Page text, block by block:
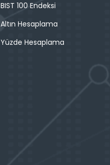
BIST 100 Endeksi
Altın Hesaplama
Yüzde Hesaplama